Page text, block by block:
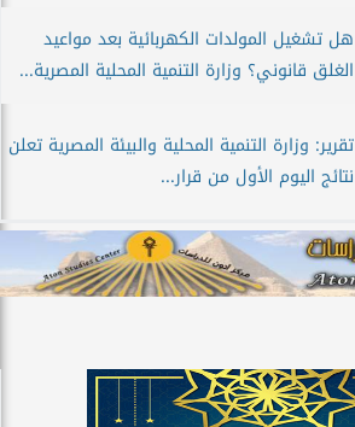
هل تشغيل المولدات الكهربائية بعد مواعيد
الغلق قانوني؟ وزارة التنمية المحلية المصرية...
تقرير: وزارة التنمية المحلية والبيئة المصرية تعلن
نتائج اليوم الأول من قرار...